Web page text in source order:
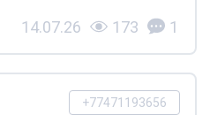
14.07.26 173 1
+77471193656